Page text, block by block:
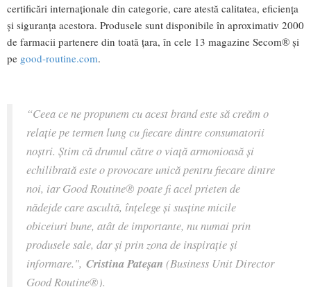
certificări internaționale din categorie, care atestă calitatea, eficiența
și siguranța acestora. Produsele sunt disponibile în aproximativ 2000
de farmacii partenere din toată țara, în cele 13 magazine Secom® și
pe good-routine.com.
“Ceea ce ne propunem cu acest brand este să creăm o
relație pe termen lung cu fiecare dintre consumatorii
noștri. Știm că drumul către o viață armonioasă și
echilibrată este o provocare unică pentru fiecare dintre
noi, iar Good Routine® poate fi acel prieten de
nădejde care ascultă, înțelege și susține micile
obiceiuri bune, atât de importante, nu numai prin
produsele sale, dar și prin zona de inspirație și
informare.", Cristina Pateșan (Business Unit Director
Good Routine®).